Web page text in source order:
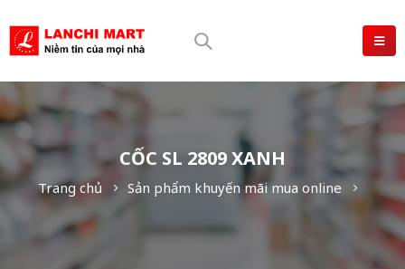
CỐC SL 2809 XANH
Trang chủ Sản phẩm khuyến mãi mua online